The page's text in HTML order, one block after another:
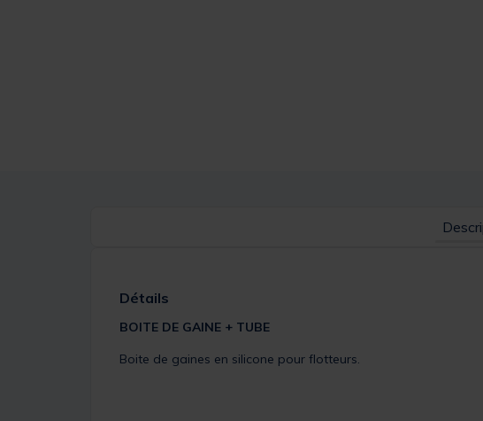
Détails
BOITE DE GAINE + TUBE
Boite de gaines en silicone pour flotteurs.